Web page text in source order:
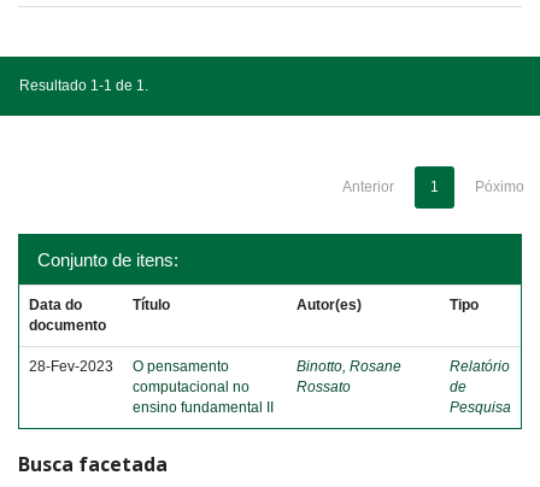
Resultado 1-1 de 1.
Anterior 1 Póximo
Conjunto de itens:
Data do
documento
Título Autor(es) Tipo
28-Fev-2023
O pensamento
computacional no
ensino fundamental II
Binotto, Rosane
Rossato
Relatório
de
Pesquisa
Busca facetada